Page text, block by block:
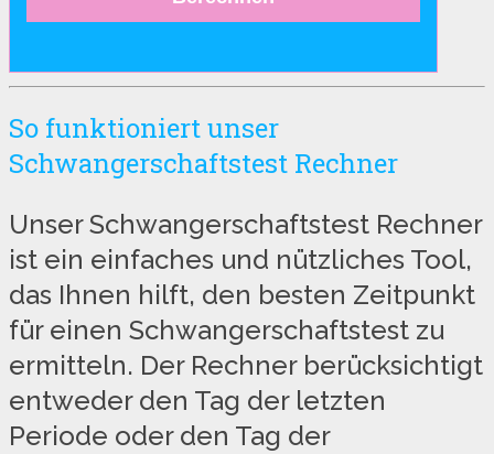
So funktioniert unser
Schwangerschaftstest Rechner
Unser Schwangerschaftstest Rechner
ist ein einfaches und nützliches Tool,
das Ihnen hilft, den besten Zeitpunkt
für einen Schwangerschaftstest zu
ermitteln. Der Rechner berücksichtigt
entweder den Tag der letzten
Periode oder den Tag der